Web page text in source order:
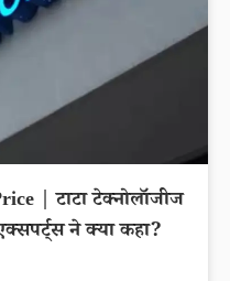
| टाटा टेक्नोलॉजीज
ने क्या कहा?